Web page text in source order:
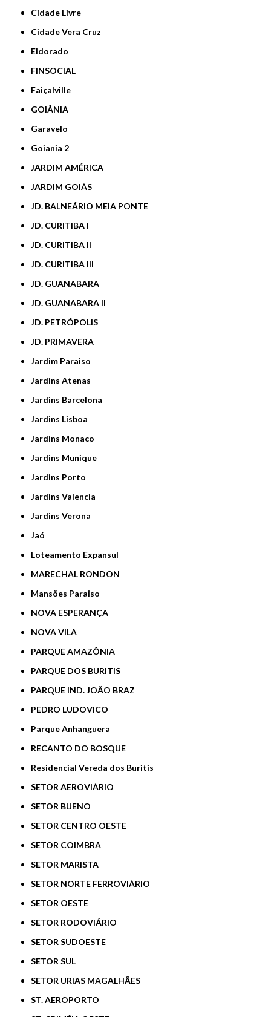
Cidade Livre
Cidade Vera Cruz
Eldorado
FINSOCIAL
Faiçalville
GOIÂNIA
Garavelo
Goiania 2
JARDIM AMÉRICA
JARDIM GOIÁS
JD. BALNEÁRIO MEIA PONTE
JD. CURITIBA I
JD. CURITIBA II
JD. CURITIBA III
JD. GUANABARA
JD. GUANABARA II
JD. PETRÓPOLIS
JD. PRIMAVERA
Jardim Paraiso
Jardins Atenas
Jardins Barcelona
Jardins Lisboa
Jardins Monaco
Jardins Munique
Jardins Porto
Jardins Valencia
Jardins Verona
Jaó
Loteamento Expansul
MARECHAL RONDON
Mansões Paraiso
NOVA ESPERANÇA
NOVA VILA
PARQUE AMAZÔNIA
PARQUE DOS BURITIS
PARQUE IND. JOÃO BRAZ
PEDRO LUDOVICO
Parque Anhanguera
RECANTO DO BOSQUE
Residencial Vereda dos Buritis
SETOR AEROVIÁRIO
SETOR BUENO
SETOR CENTRO OESTE
SETOR COIMBRA
SETOR MARISTA
SETOR NORTE FERROVIÁRIO
SETOR OESTE
SETOR RODOVIÁRIO
SETOR SUDOESTE
SETOR SUL
SETOR URIAS MAGALHÃES
ST. AEROPORTO